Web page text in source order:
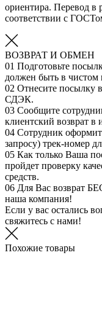
ориентира. Перевод в
соответствии с
ВОЗВРАТ И ОБМЕН
01 Подготовьте
должен быть в чистом
02 Отнесите посылку
СДЭК.
03 Сообщите
клиентский возврат
04 Сотрудник
запросу) трек-номер
05 Как только Ваша
пройдет проверку
средств.
06 Для Вас возврат
наша компания!
Если у вас остались
свяжитесь с нами!
Похожие товары